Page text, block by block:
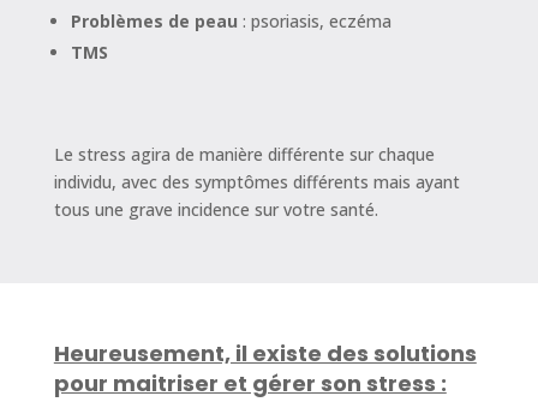
Problèmes de peau : psoriasis, eczéma
TMS
Le stress agira de manière différente sur chaque
individu, avec des symptômes différents mais ayant
tous une grave incidence sur votre santé.
Heureusement, il existe des solutions
pour maitriser et gérer son stress :